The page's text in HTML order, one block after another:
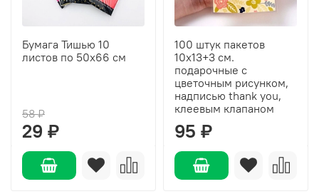
Бумага Тишью 10
листов по 50х66 см
58 ₽
29 ₽
100 штук пакетов
10х13+3 см.
подарочные с
цветочным рисунком,
надписью thank you,
клеевым клапаном
95 ₽